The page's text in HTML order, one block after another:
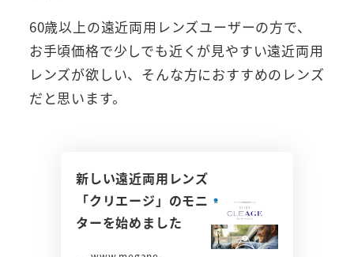
60歳以上の遠近両用レンズユーザーの方で、
お手頃価格で少しでも近くが見やすい遠近両用
レンズが欲しい、そんな方におすすめのレンズ
だと思います。
新しい遠近両用レンズ
「クリエージ」のモニ
ターを始めました